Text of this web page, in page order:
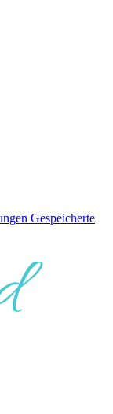
Gespeicherte